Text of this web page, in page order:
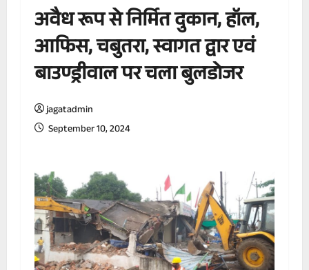
अवैध रूप से निर्मित दुकान, हॉल,
आफिस, चबुतरा, स्वागत द्वार एवं
बाउण्ड्रीवाल पर चला बुलडोजर
jagatadmin
September 10, 2024